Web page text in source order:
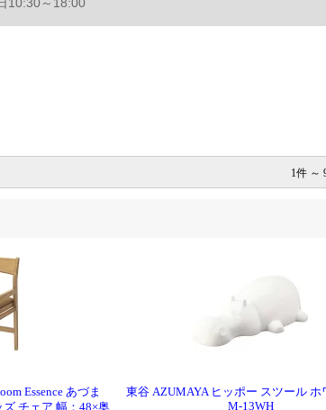
1件 ～
Essence あづま
チェア 幅：48×奥
東谷 AZUMAYA ヒッポー スツール ホ
M-13WH